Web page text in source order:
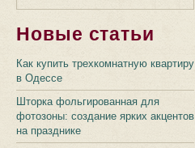
Новые статьи
Как купить трехкомнатную квартиру
в Одессе
Шторка фольгированная для
фотозоны: создание ярких акцентов
на празднике